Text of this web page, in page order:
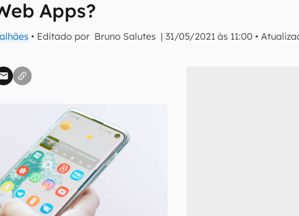
Apps?
• Editado por Bruno Salutes |31/05/2021 às 11:00 •
inteligente do mundo tech!
do Canaltech e receba notícias e reviews sobre tecnologia em primeira
inscreva-se
e concordo com os Termos de Uso e Política de Privacidade do Canaltech.